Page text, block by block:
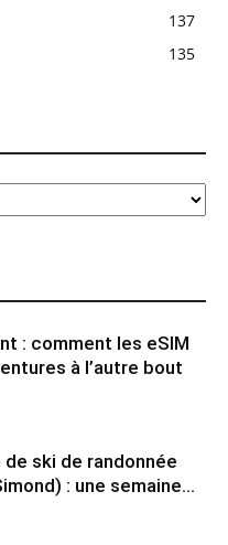
137
135
: comment les eSIM
à l’autre bout
ski de randonnée
: une semaine...